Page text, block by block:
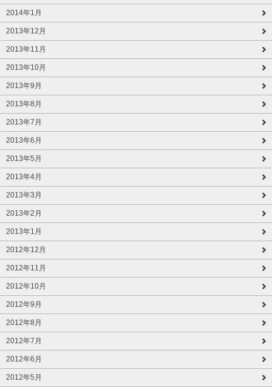
2014年1月
2013年12月
2013年11月
2013年10月
2013年9月
2013年8月
2013年7月
2013年6月
2013年5月
2013年4月
2013年3月
2013年2月
2013年1月
2012年12月
2012年11月
2012年10月
2012年9月
2012年8月
2012年7月
2012年6月
2012年5月